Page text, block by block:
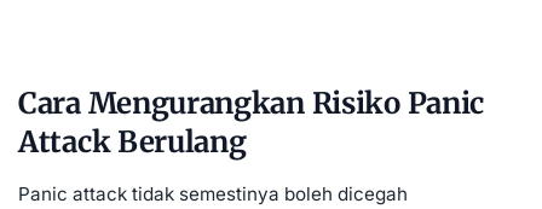
Cara Mengurangkan Risiko Panic
Attack Berulang
Panic attack tidak semestinya boleh dicegah